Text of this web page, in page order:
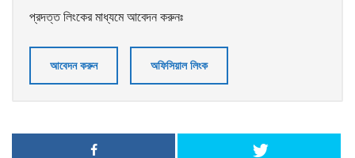
প্রদত্ত লিংকের মাধ্যমে আবেদন করুনঃ
আবেদন করুন অফিসিয়াল লিংক